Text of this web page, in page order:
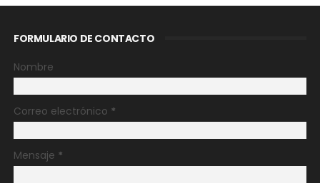
FORMULARIO DE CONTACTO
Nombre
Correo electrónico *
Mensaje *